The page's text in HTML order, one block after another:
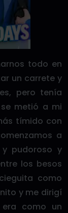
todo en
un carrete y
pero tenía
metió a mi
tímido con
a
pudoroso y
los besos
como
y me dirigí
como un